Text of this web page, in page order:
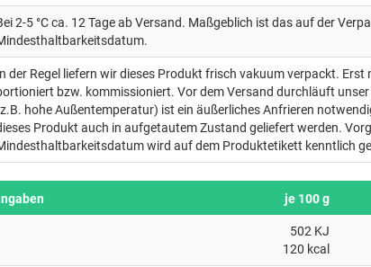
2-5 °C ca. 12 Tage ab Versand. Maßgeblich ist das auf der
der Regel liefern wir dieses Produkt frisch vakuum verpackt.
bzw. kommissioniert. Vor dem Versand durchläuft
hohe Außentemperatur) ist ein äußerliches Anfrieren
Produkt auch in aufgetautem Zustand geliefert werden.
wird auf dem Produktetikett kenntlich
je 100 g
502 KJ
120 kcal